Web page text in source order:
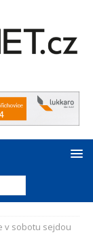
v sobotu sejdou